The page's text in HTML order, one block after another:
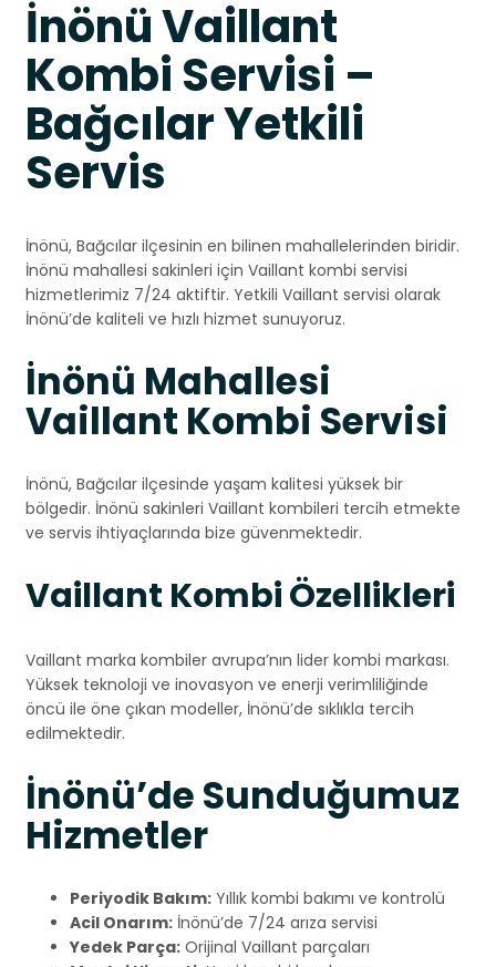
İnönü Vaillant
Kombi Servisi –
Bağcılar Yetkili
Servis
İnönü, Bağcılar ilçesinin en bilinen mahallelerinden biridir.
İnönü mahallesi sakinleri için Vaillant kombi servisi
hizmetlerimiz 7/24 aktiftir. Yetkili Vaillant servisi olarak
İnönü’de kaliteli ve hızlı hizmet sunuyoruz.
İnönü Mahallesi
Vaillant Kombi Servisi
İnönü, Bağcılar ilçesinde yaşam kalitesi yüksek bir
bölgedir. İnönü sakinleri Vaillant kombileri tercih etmekte
ve servis ihtiyaçlarında bize güvenmektedir.
Vaillant Kombi Özellikleri
Vaillant marka kombiler avrupa’nın lider kombi markası.
Yüksek teknoloji ve inovasyon ve enerji verimliliğinde
öncü ile öne çıkan modeller, İnönü’de sıklıkla tercih
edilmektedir.
İnönü’de Sunduğumuz
Hizmetler
Periyodik Bakım: Yıllık kombi bakımı ve kontrolü
Acil Onarım: İnönü’de 7/24 arıza servisi
Yedek Parça: Orijinal Vaillant parçaları